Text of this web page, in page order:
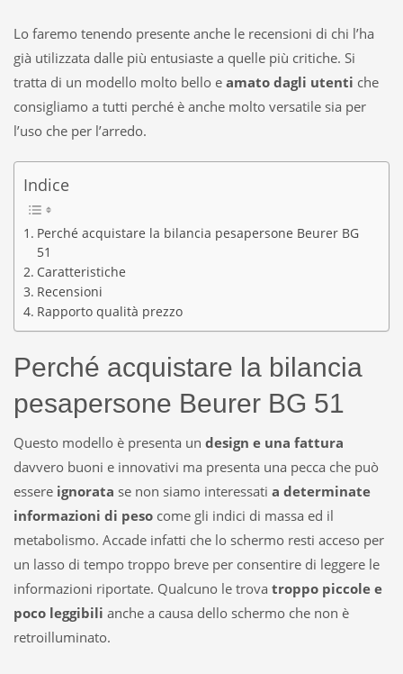
Lo faremo tenendo presente anche le recensioni di chi l’ha
già utilizzata dalle più entusiaste a quelle più critiche. Si
tratta di un modello molto bello e amato dagli utenti che
consigliamo a tutti perché è anche molto versatile sia per
l’uso che per l’arredo.
Indice
Perché acquistare la bilancia pesapersone Beurer BG
51
Caratteristiche
Recensioni
Rapporto qualità prezzo
Perché acquistare la bilancia
pesapersone Beurer BG 51
Questo modello è presenta un design e una fattura
davvero buoni e innovativi ma presenta una pecca che può
essere ignorata se non siamo interessati a determinate
informazioni di peso come gli indici di massa ed il
metabolismo. Accade infatti che lo schermo resti acceso per
un lasso di tempo troppo breve per consentire di leggere le
informazioni riportate. Qualcuno le trova troppo piccole e
poco leggibili anche a causa dello schermo che non è
retroilluminato.